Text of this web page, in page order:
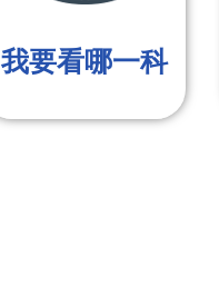
我要看哪一科